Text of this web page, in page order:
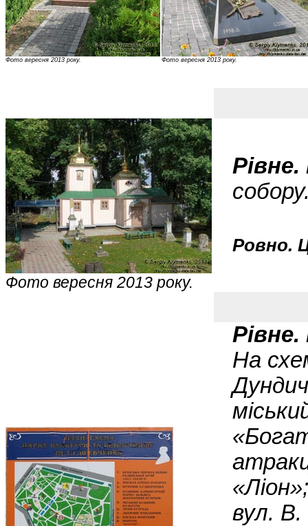
Фото вересня 2013 року. Фото вересня 2013 року.
Фото вересня 2013 року.
Ровно.
На
вул. В.